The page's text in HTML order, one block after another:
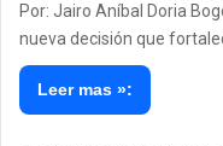
Por: Jairo Aníbal Doria
nueva decisión que
Leer mas »: